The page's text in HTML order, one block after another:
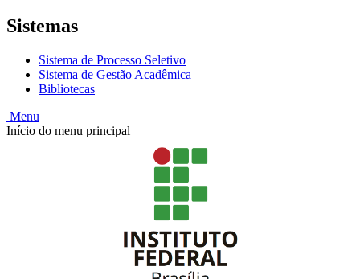
Sistemas
Sistema de Processo Seletivo
Sistema de Gestão Acadêmica
Bibliotecas
Menu
Início do menu principal